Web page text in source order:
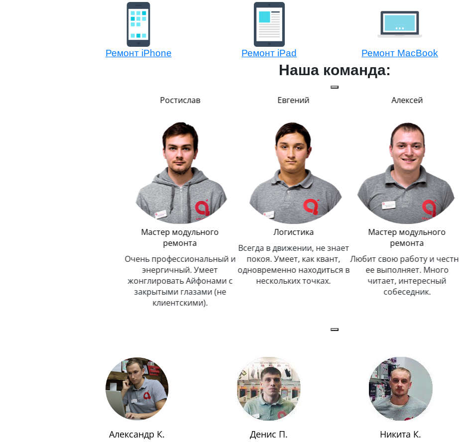
Ремонт iPhone Ремонт iPad Ремонт MacBook
Наша команда:
Ростислав
Мастер модульного
ремонта
Очень профессиональный и
энергичный. Умеет
жонглировать Айфонами с
закрытыми глазами (не
клиентскими).
Евгений
Логистика
Всегда в движении, не знает
покоя. Умеет, как квант,
одновременно находиться в
нескольких точках.
Алексей
Мастер модульного
ремонта
Любит свою работу и честно
ее выполняет. Много
читает, интересный
собеседник.
Александр К. Денис П. Никита К.